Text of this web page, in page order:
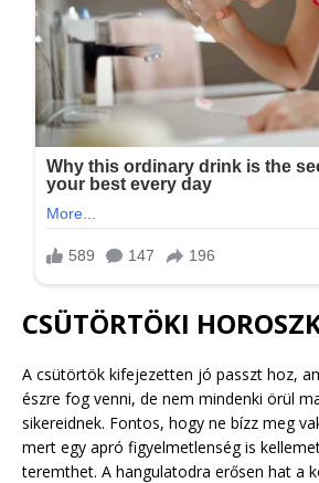
CSÜTÖRTÖKI
A csütörtök kifejezetten jó passzt hoz,
észre fog venni, de nem mindenki örül
sikereidnek. Fontos, hogy ne bízz meg
mert egy apró figyelmetlenség is
teremthet. A hangulatodra erősen hat a